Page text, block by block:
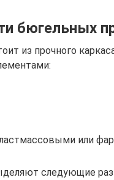
бюгельных
из прочного
или
следующие